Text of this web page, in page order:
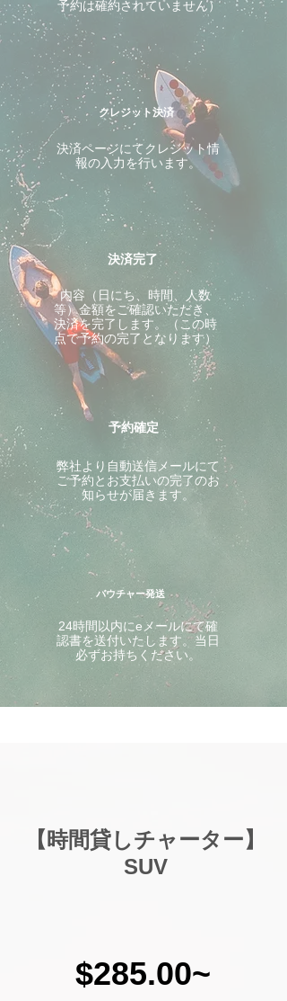
予約は確約されていません）
クレジット決済
決済ページにてクレジット情
報の入力を行います。
決済完了
内容（日にち、時間、人数
等）金額をご確認いただき、
決済を完了します。（この時
点で予約の完了となります）
予約確定
​弊社より自動送信メールにて
ご予約とお支払いの完了のお
知らせが届きます。
バウチャー発送
24時間以内にeメールにて確
認書を送付いたします。当日
必ずお持ちください。
【時間貸しチャーター】
SUV
$285.00~